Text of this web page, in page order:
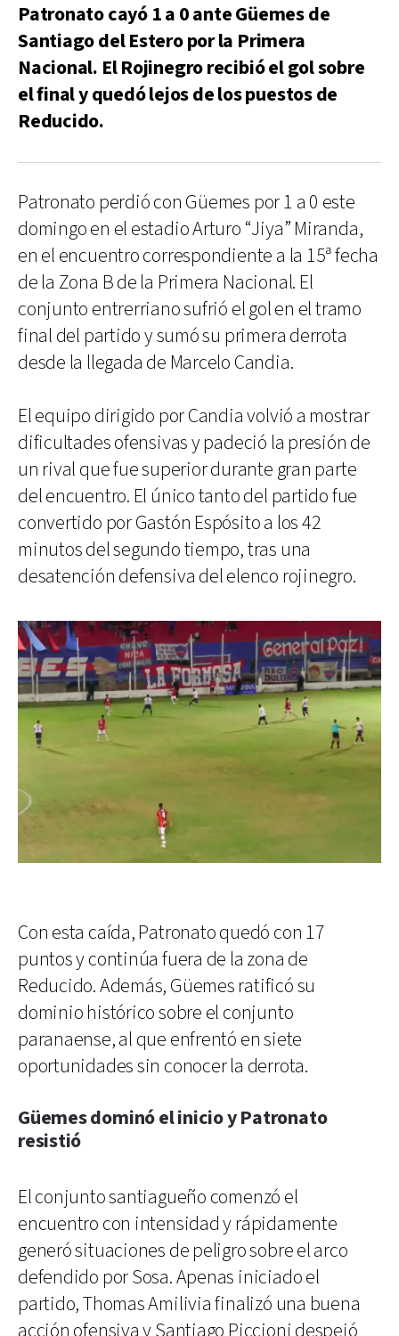
Patronato cayó 1 a 0 ante Güemes de
Santiago del Estero por la Primera
Nacional. El Rojinegro recibió el gol sobre
el final y quedó lejos de los puestos de
Reducido.
Patronato perdió con Güemes por 1 a 0 este
domingo en el estadio Arturo “Jiya” Miranda,
en el encuentro correspondiente a la 15ª fecha
de la Zona B de la Primera Nacional. El
conjunto entrerriano sufrió el gol en el tramo
final del partido y sumó su primera derrota
desde la llegada de Marcelo Candia.
El equipo dirigido por Candia volvió a mostrar
dificultades ofensivas y padeció la presión de
un rival que fue superior durante gran parte
del encuentro. El único tanto del partido fue
convertido por Gastón Espósito a los 42
minutos del segundo tiempo, tras una
desatención defensiva del elenco rojinegro.
Con esta caída, Patronato quedó con 17
puntos y continúa fuera de la zona de
Reducido. Además, Güemes ratificó su
dominio histórico sobre el conjunto
paranaense, al que enfrentó en siete
oportunidades sin conocer la derrota.
Güemes dominó el inicio y Patronato
resistió
El conjunto santiagueño comenzó el
encuentro con intensidad y rápidamente
generó situaciones de peligro sobre el arco
defendido por Sosa. Apenas iniciado el
partido, Thomas Amilivia finalizó una buena
acción ofensiva y Santiago Piccioni despejó